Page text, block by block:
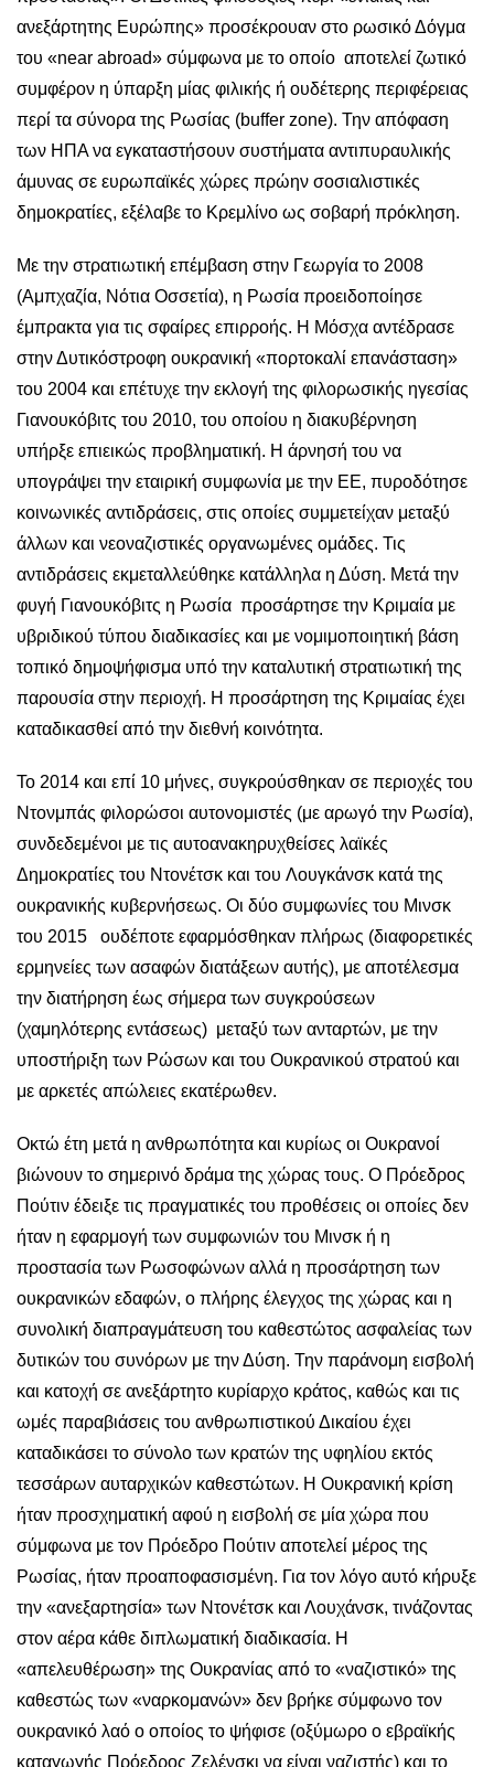
ανεξάρτητης Ευρώπης» προσέκρουαν στο ρωσικό Δόγμα
του «near abroad» σύμφωνα με το οποίο αποτελεί ζωτικό
συμφέρον η ύπαρξη μίας φιλικής ή ουδέτερης περιφέρειας
περί τα σύνορα της Ρωσίας (buffer zone). Την απόφαση
των ΗΠΑ να εγκαταστήσουν συστήματα αντιπυραυλικής
άμυνας σε ευρωπαϊκές χώρες πρώην σοσιαλιστικές
δημοκρατίες, εξέλαβε το Κρεμλίνο ως σοβαρή πρόκληση.
Με την στρατιωτική επέμβαση στην Γεωργία το 2008
(Αμπχαζία, Νότια Οσσετία), η Ρωσία προειδοποίησε
έμπρακτα για τις σφαίρες επιρροής. Η Μόσχα αντέδρασε
στην Δυτικόστροφη ουκρανική «πορτοκαλί επανάσταση»
του 2004 και επέτυχε την εκλογή της φιλορωσικής ηγεσίας
Γιανουκόβιτς του 2010, του οποίου η διακυβέρνηση
υπήρξε επιεικώς προβληματική. Η άρνησή του να
υπογράψει την εταιρική συμφωνία με την ΕΕ, πυροδότησε
κοινωνικές αντιδράσεις, στις οποίες συμμετείχαν μεταξύ
άλλων και νεοναζιστικές οργανωμένες ομάδες. Τις
αντιδράσεις εκμεταλλεύθηκε κατάλληλα η Δύση. Μετά την
φυγή Γιανουκόβιτς η Ρωσία προσάρτησε την Κριμαία με
υβριδικού τύπου διαδικασίες και με νομιμοποιητική βάση
τοπικό δημοψήφισμα υπό την καταλυτική στρατιωτική της
παρουσία στην περιοχή. Η προσάρτηση της Κριμαίας έχει
καταδικασθεί από την διεθνή κοινότητα.
Το 2014 και επί 10 μήνες, συγκρούσθηκαν σε περιοχές του
Ντονμπάς φιλορώσοι αυτονομιστές (με αρωγό την Ρωσία),
συνδεδεμένοι με τις αυτοανακηρυχθείσες λαϊκές
Δημοκρατίες του Ντονέτσκ και του Λουγκάνσκ κατά της
ουκρανικής κυβερνήσεως. Οι δύο συμφωνίες του Μινσκ
του 2015 ουδέποτε εφαρμόσθηκαν πλήρως (διαφορετικές
ερμηνείες των ασαφών διατάξεων αυτής), με αποτέλεσμα
την διατήρηση έως σήμερα των συγκρούσεων
(χαμηλότερης εντάσεως) μεταξύ των ανταρτών, με την
υποστήριξη των Ρώσων και του Ουκρανικού στρατού και
με αρκετές απώλειες εκατέρωθεν.
Οκτώ έτη μετά η ανθρωπότητα και κυρίως οι Ουκρανοί
βιώνουν το σημερινό δράμα της χώρας τους. Ο Πρόεδρος
Πούτιν έδειξε τις πραγματικές του προθέσεις οι οποίες δεν
ήταν η εφαρμογή των συμφωνιών του Μινσκ ή η
προστασία των Ρωσοφώνων αλλά η προσάρτηση των
ουκρανικών εδαφών, ο πλήρης έλεγχος της χώρας και η
συνολική διαπραγμάτευση του καθεστώτος ασφαλείας των
δυτικών του συνόρων με την Δύση. Την παράνομη εισβολή
και κατοχή σε ανεξάρτητο κυρίαρχο κράτος, καθώς και τις
ωμές παραβιάσεις του ανθρωπιστικού Δικαίου έχει
καταδικάσει το σύνολο των κρατών της υφηλίου εκτός
τεσσάρων αυταρχικών καθεστώτων. Η Ουκρανική κρίση
ήταν προσχηματική αφού η εισβολή σε μία χώρα που
σύμφωνα με τον Πρόεδρο Πούτιν αποτελεί μέρος της
Ρωσίας, ήταν προαποφασισμένη. Για τον λόγο αυτό κήρυξε
την «ανεξαρτησία» των Ντονέτσκ και Λουχάνσκ, τινάζοντας
στον αέρα κάθε διπλωματική διαδικασία. Η
«απελευθέρωση» της Ουκρανίας από το «ναζιστικό» της
καθεστώς των «ναρκομανών» δεν βρήκε σύμφωνο τον
ουκρανικό λαό ο οποίος το ψήφισε (οξύμωρο ο εβραϊκής
καταγωγής Πρόεδρος Ζελένσκι να είναι ναζιστής) και το